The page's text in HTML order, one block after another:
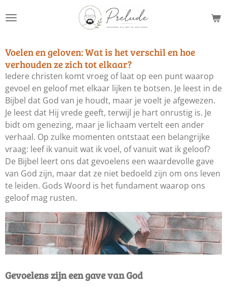
direct
de
hoofdinhoud
Voelen en geloven: Wat is het verschil en hoe
verhouden ze zich tot elkaar?
Iedere christen komt vroeg of laat op een punt waarop
gevoel en geloof met elkaar lijken te botsen. Je leest in de
Bijbel dat God van je houdt, maar je voelt je afgewezen.
Je leest dat Hij vrede geeft, terwijl je hart onrustig is. Je
bidt om genezing, maar je lichaam vertelt een ander
verhaal. Op zulke momenten ontstaat een belangrijke
vraag: leef ik vanuit wat ik voel, of vanuit wat ik geloof?
De Bijbel leert ons dat gevoelens een waardevolle gave
van God zijn, maar dat ze niet bedoeld zijn om ons leven
te leiden. Gods Woord is het fundament waarop ons
geloof mag rusten.
Gevoelens zijn een gave van God